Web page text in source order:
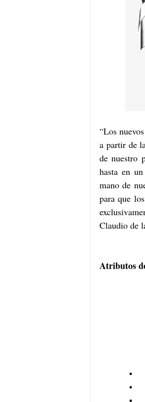
“Los
a partir de
de nuestro
hasta en
mano de
para que
Claudio de
Atributos